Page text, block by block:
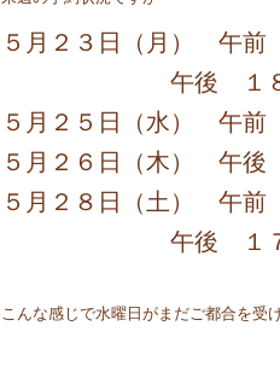
５月２３日（月） 午前
午後 １８時
５月２５日（水） 午
５月２６日（木） 午後
５月２８日（土） 午
午後 １７時
こんな感じで水曜日がまだご都合を受